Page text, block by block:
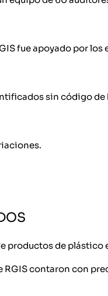
fue apoyado por
sin código de
productos de plástico
RGIS contaron con